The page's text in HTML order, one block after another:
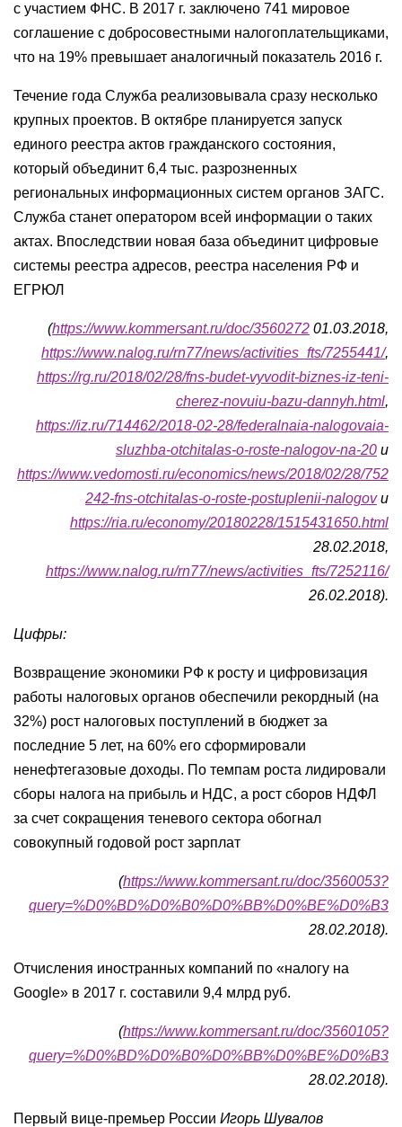
с участием ФНС. В 2017 г. заключено 741 мировое
соглашение с добросовестными налогоплательщиками,
что на 19% превышает аналогичный показатель 2016 г.
Течение года Служба реализовывала сразу несколько
крупных проектов. В октябре планируется запуск
единого реестра актов гражданского состояния,
который объединит 6,4 тыс. разрозненных
региональных информационных систем органов ЗАГС.
Служба станет оператором всей информации о таких
актах. Впоследствии новая база объединит цифровые
системы реестра адресов, реестра населения РФ и
ЕГРЮЛ
(https://www.kommersant.ru/doc/3560272 01.03.2018,
https://www.nalog.ru/rn77/news/activities_fts/7255441/,
https://rg.ru/2018/02/28/fns-budet-vyvodit-biznes-iz-teni-
cherez-novuiu-bazu-dannyh.html,
https://iz.ru/714462/2018-02-28/federalnaia-nalogovaia-
sluzhba-otchitalas-o-roste-nalogov-na-20 и
https://www.vedomosti.ru/economics/news/2018/02/28/752
242-fns-otchitalas-o-roste-postuplenii-nalogovи
https://ria.ru/economy/20180228/1515431650.html
28.02.2018,
https://www.nalog.ru/rn77/news/activities_fts/7252116/
26.02.2018).
Цифры:
Возвращение экономики РФ к росту и цифровизация
работы налоговых органов обеспечили рекордный (на
32%) рост налоговых поступлений в бюджет за
последние 5 лет, на 60% его сформировали
ненефтегазовые доходы. По темпам роста лидировали
сборы налога на прибыль и НДС, а рост сборов НДФЛ
за счет сокращения теневого сектора обогнал
совокупный годовой рост зарплат
(https://www.kommersant.ru/doc/3560053?
query=%D0%BD%D0%B0%D0%BB%D0%BE%D0%B3
28.02.2018).
Отчисления иностранных компаний по «налогу на
Google» в 2017 г. составили 9,4 млрд руб.
(https://www.kommersant.ru/doc/3560105?
query=%D0%BD%D0%B0%D0%BB%D0%BE%D0%B3
28.02.2018).
Первый вице-премьер России Игорь Шувалов